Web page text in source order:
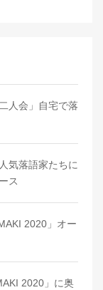
人会」自宅で落
気落語家たちに
ス
2020」オー
2020」に奥